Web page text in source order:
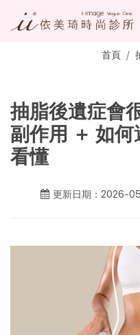
首頁
抽脂後遺症會
副作用 ＋ 如
看懂
更新日期：2026-